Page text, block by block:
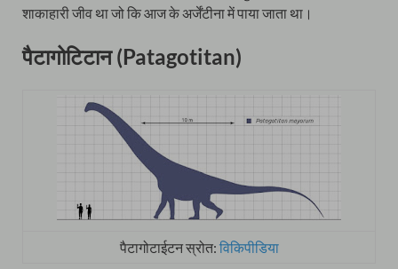
शाकाहारी जीव था जो कि आज के अर्जेंटीना में पाया जाता था।
पैटागोटिटान (Patagotitan)
पैटागोटाईटन स्रोत: विकिपीडिया